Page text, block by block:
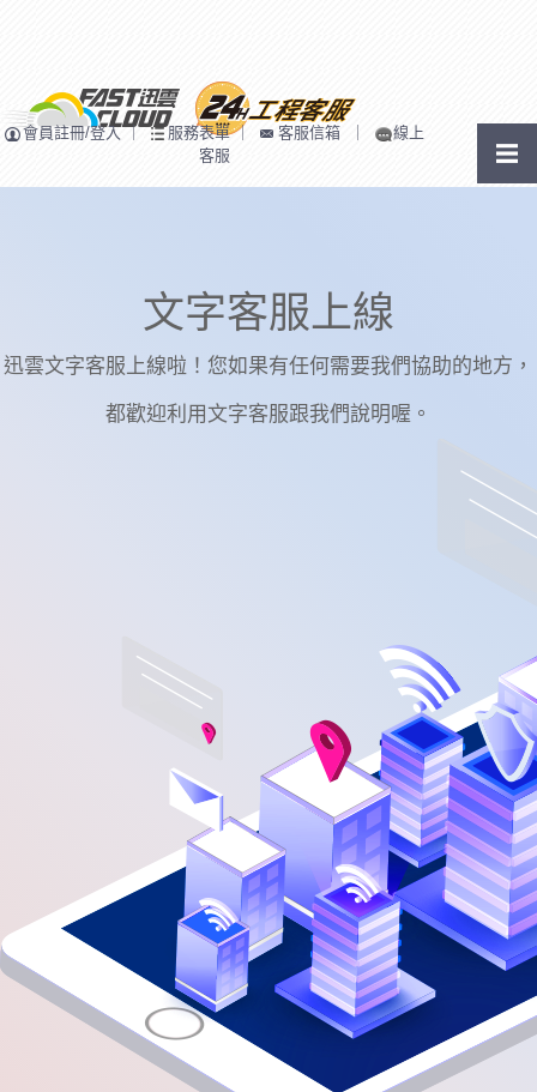
會員註冊/登入｜ 服務表單｜ 客服信箱 ｜
線上
客服
文字客服上線
迅雲文字客服上線啦！您如果有任何需要我們協助的地方，
都歡迎利用文字客服跟我們說明喔。